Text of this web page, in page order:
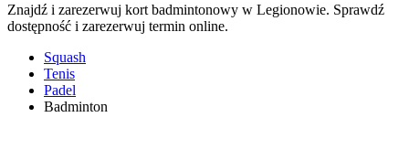
Znajdź i zarezerwuj kort badmintonowy w Legionowie. Sprawdź
dostępność i zarezerwuj termin online.
Squash
Tenis
Padel
Badminton